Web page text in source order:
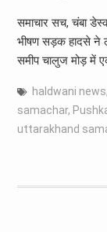
समाचार सच, चंबा
भीषण सड़क हादसे ने
समीप चालुज मोड़ में
haldwani news
samachar,
uttarakhand